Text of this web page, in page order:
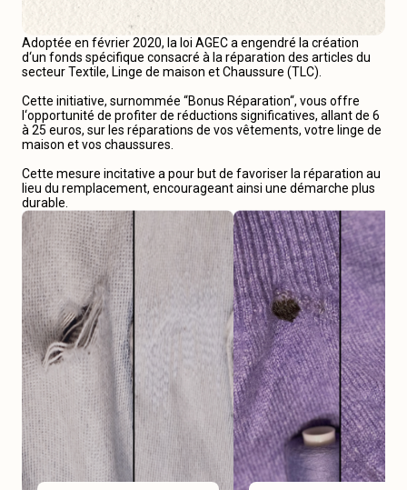
Adoptée en février 2020, la loi AGEC a engendré la création
d‘un fonds spécifique consacré à la réparation des articles du
secteur Textile, Linge de maison et Chaussure (TLC).
Cette initiative, surnommée “Bonus Réparation“, vous offre
l‘opportunité de profiter de réductions significatives, allant de 6
à 25 euros, sur les réparations de vos vêtements, votre linge de
maison et vos chaussures.
Cette mesure incitative a pour but de favoriser la réparation au
lieu du remplacement, encourageant ainsi une démarche plus
durable.